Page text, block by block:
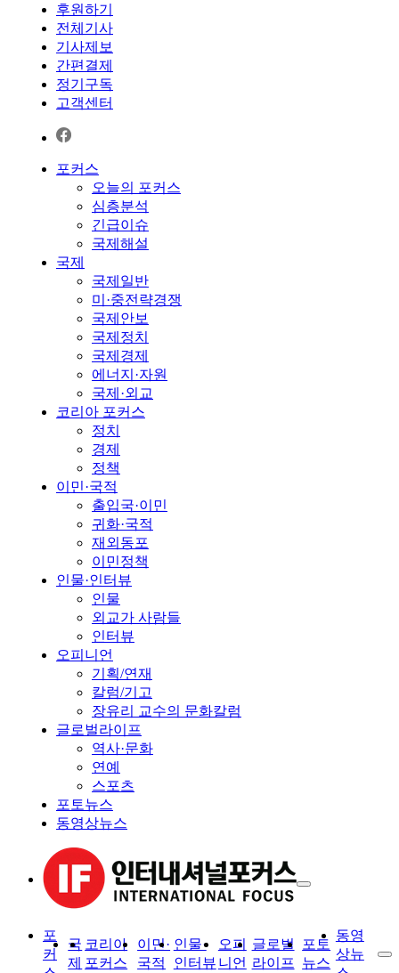
후원하기
전체기사
기사제보
간편결제
정기구독
고객센터
포커스
오늘의 포커스
심층분석
긴급이슈
국제해설
국제
국제일반
미·중전략경쟁
국제안보
국제정치
국제경제
에너지·자원
국제·외교
코리아 포커스
정치
경제
정책
이민·국적
출입국·이민
귀화·국적
재외동포
이민정책
인물·인터뷰
인물
외교가 사람들
인터뷰
오피니언
기획/연재
칼럼/기고
장유리 교수의 문화칼럼
글로벌라이프
역사·문화
연예
스포츠
포토뉴스
동영상뉴스
포
커
국
제
코리아
포커스
이민·
국적
인물·
인터뷰
오피
니언
글로벌
라이프
포토
뉴스
동영
상뉴